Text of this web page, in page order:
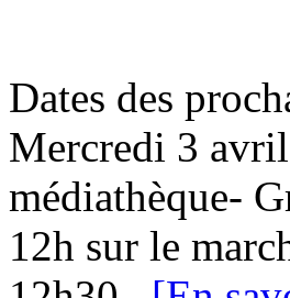
Dates des
Mercredi 3
médiathèque-
12h sur le